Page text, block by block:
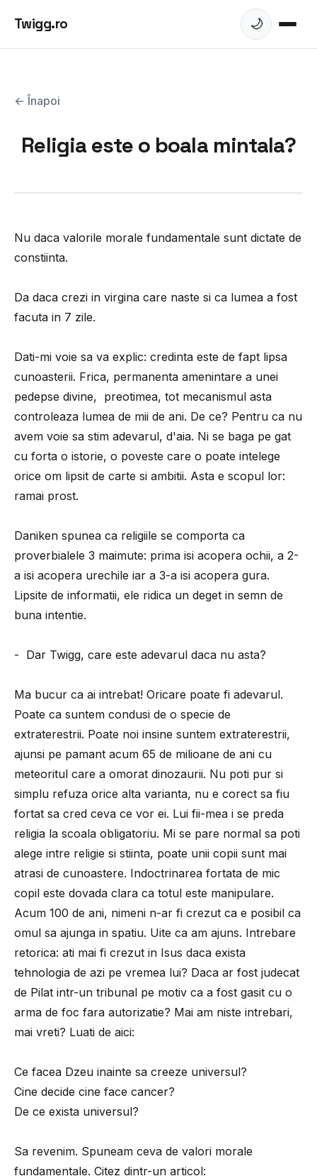
Twigg.ro 🌙
← Înapoi
Religia este o boala mintala?
Nu daca valorile morale fundamentale sunt dictate de
constiinta.
Da daca crezi in virgina care naste si ca lumea a fost
facuta in 7 zile.
Dati-mi voie sa va explic: credinta este de fapt lipsa
cunoasterii. Frica, permanenta amenintare a unei
pedepse divine, preotimea, tot mecanismul asta
controleaza lumea de mii de ani. De ce? Pentru ca nu
avem voie sa stim adevarul, d'aia. Ni se baga pe gat
cu forta o istorie, o poveste care o poate intelege
orice om lipsit de carte si ambitii. Asta e scopul lor:
ramai prost.
Daniken spunea ca religiile se comporta ca
proverbialele 3 maimute: prima isi acopera ochii, a 2-
a isi acopera urechile iar a 3-a isi acopera gura.
Lipsite de informatii, ele ridica un deget in semn de
buna intentie.
- Dar Twigg, care este adevarul daca nu asta?
Ma bucur ca ai intrebat! Oricare poate fi adevarul.
Poate ca suntem condusi de o specie de
extraterestrii. Poate noi insine suntem extraterestrii,
ajunsi pe pamant acum 65 de milioane de ani cu
meteoritul care a omorat dinozaurii. Nu poti pur si
simplu refuza orice alta varianta, nu e corect sa fiu
fortat sa cred ceva ce vor ei. Lui fii-mea i se preda
religia la scoala obligatoriu. Mi se pare normal sa poti
alege intre religie si stiinta, poate unii copii sunt mai
atrasi de cunoastere. Indoctrinarea fortata de mic
copil este dovada clara ca totul este manipulare.
Acum 100 de ani, nimeni n-ar fi crezut ca e posibil ca
omul sa ajunga in spatiu. Uite ca am ajuns. Intrebare
retorica: ati mai fi crezut in Isus daca exista
tehnologia de azi pe vremea lui? Daca ar fost judecat
de Pilat intr-un tribunal pe motiv ca a fost gasit cu o
arma de foc fara autorizatie? Mai am niste intrebari,
mai vreti? Luati de aici:
Ce facea Dzeu inainte sa creeze universul?
Cine decide cine face cancer?
De ce exista universul?
Sa revenim. Spuneam ceva de valori morale
fundamentale. Citez dintr-un articol: